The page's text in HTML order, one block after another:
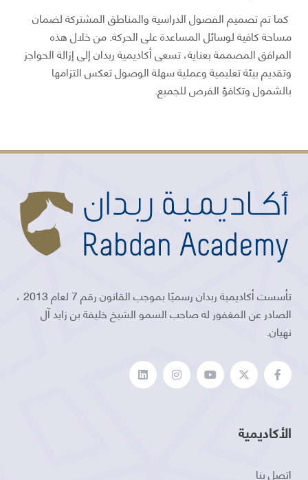
كما تم تصميم الفصول الدراسية والمناطق المشتركة لضمان
مساحة كافية لوسائل المساعدة على الحركة. من خلال هذه
المرافق المصممة بعناية، تسعى أكاديمية ربدان إلى إزالة الحواجز
وتقديم بيئة تعليمية وعملية سهلة الوصول تعكس التزامها
بالشمول وتكافؤ الفرص للجميع.
تأسست أكاديمية ربدان رسميًا بموجب القانون رقم 7 لعام 2013 ،
الصادر عن المغفور له صاحب السمو الشيخ خليفة بن زايد آل
نهيان.
الأكاديمية
اتصل بنا